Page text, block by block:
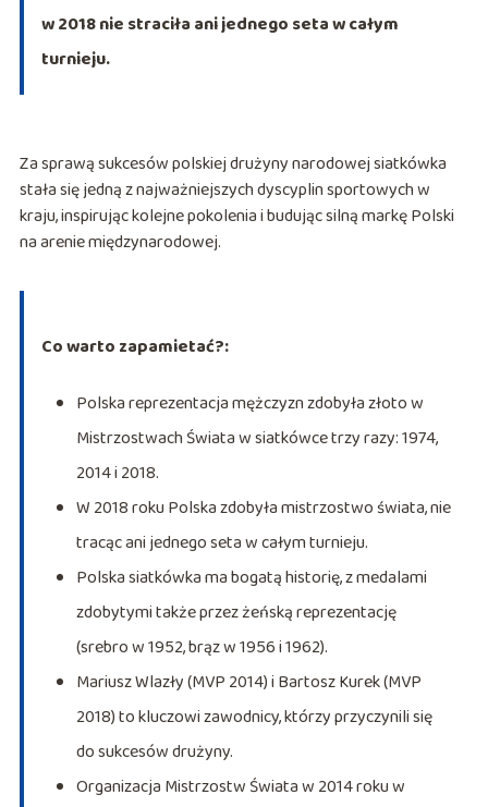
w 2018 nie straciła ani jednego seta w całym
turnieju.
Za sprawą sukcesów polskiej drużyny narodowej siatkówka
stała się jedną z najważniejszych dyscyplin sportowych w
kraju, inspirując kolejne pokolenia i budując silną markę Polski
na arenie międzynarodowej.
Co warto zapamietać?:
Polska reprezentacja mężczyzn zdobyła złoto w
Mistrzostwach Świata w siatkówce trzy razy: 1974,
2014 i 2018.
W 2018 roku Polska zdobyła mistrzostwo świata, nie
tracąc ani jednego seta w całym turnieju.
Polska siatkówka ma bogatą historię, z medalami
zdobytymi także przez żeńską reprezentację
(srebro w 1952, brąz w 1956 i 1962).
Mariusz Wlazły (MVP 2014) i Bartosz Kurek (MVP
2018) to kluczowi zawodnicy, którzy przyczynili się
do sukcesów drużyny.
Organizacja Mistrzostw Świata w 2014 roku w